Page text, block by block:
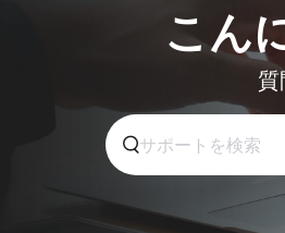
こん